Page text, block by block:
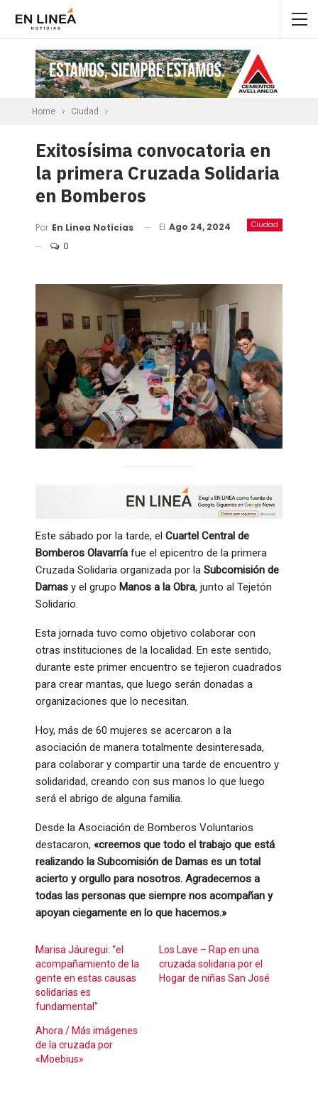
Home Ciudad
Exitosísima convocatoria en
la primera Cruzada Solidaria
en Bomberos
Ciudad
Por En Linea Noticias El Ago 24, 2024
0
Este sábado por la tarde, el Cuartel Central de
Bomberos Olavarría fue el epicentro de la primera
Cruzada Solidaria organizada por la Subcomisión de
Damas y el grupo Manos a la Obra, junto al Tejetón
Solidario.
Esta jornada tuvo como objetivo colaborar con
otras instituciones de la localidad. En este sentido,
durante este primer encuentro se tejieron cuadrados
para crear mantas, que luego serán donadas a
organizaciones que lo necesitan.
Hoy, más de 60 mujeres se acercaron a la
asociación de manera totalmente desinteresada,
para colaborar y compartir una tarde de encuentro y
solidaridad, creando con sus manos lo que luego
será el abrigo de alguna familia.
Desde la Asociación de Bomberos Voluntarios
destacaron, «creemos que todo el trabajo que está
realizando la Subcomisión de Damas es un total
acierto y orgullo para nosotros. Agradecemos a
todas las personas que siempre nos acompañan y
apoyan ciegamente en lo que hacemos.»
Marisa Jáuregui: “el
acompañamiento de la
gente en estas causas
solidarias es
fundamental”
Los Lave – Rap en una
cruzada solidaria por el
Hogar de niñas San José
Ahora / Más imágenes
de la cruzada por
«Moebius»